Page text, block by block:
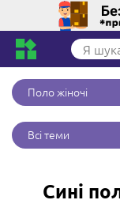
Поло жіночі
Всі теми
Сині